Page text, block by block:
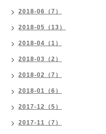
2018-06（7）
2018-05（13）
2018-04（1）
2018-03（2）
2018-02（7）
2018-01（6）
2017-12（5）
2017-11（7）